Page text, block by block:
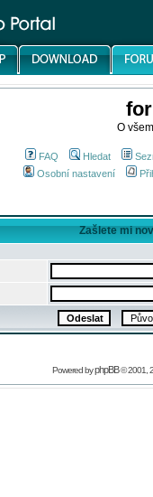
O
FAQ Hledat
Osobní nastavení
Zašlete mi
Powered byphpBB© 2001,